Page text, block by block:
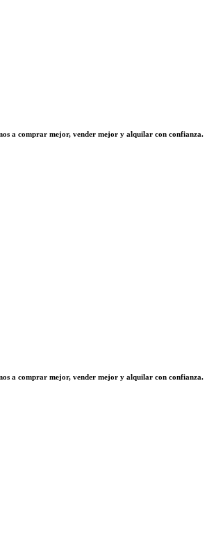
a comprar mejor, vender mejor y alquilar con confianza.
a comprar mejor, vender mejor y alquilar con confianza.